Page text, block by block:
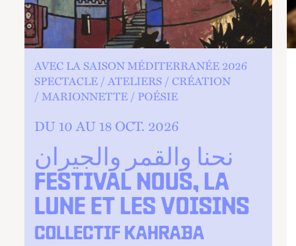
نحنا والقمر والجيران
FESTIVAL NOUS, LA
LUNE ET LES VOISINS
COLLECTIF KAHRABA
AVEC LA SAISON MÉDITERRANÉE 2026
SPECTACLE
ATELIERS
CRÉATION
MARIONNETTE
POÉSIE
DU 10 AU 18 OCT. 2026